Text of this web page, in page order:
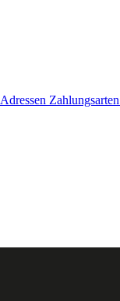
Adressen Zahlungsarten